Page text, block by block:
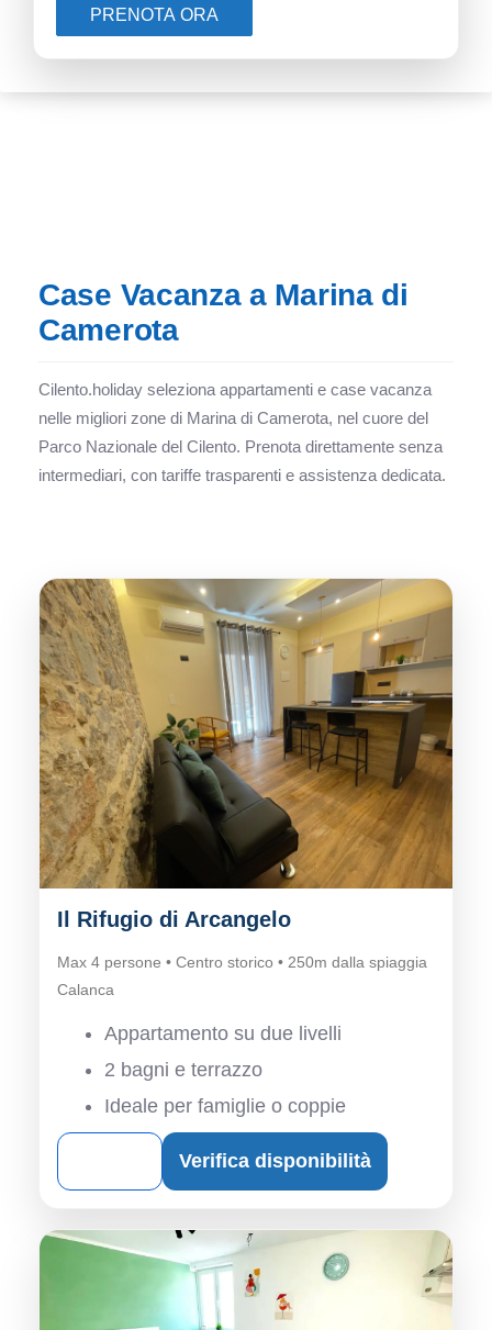
PRENOTA ORA
Case Vacanza a Marina di
Camerota
Cilento.holiday seleziona appartamenti e case vacanza
nelle migliori zone di Marina di Camerota, nel cuore del
Parco Nazionale del Cilento. Prenota direttamente senza
intermediari, con tariffe trasparenti e assistenza dedicata.
Il Rifugio di Arcangelo
Max 4 persone • Centro storico • 250m dalla spiaggia
Calanca
Appartamento su due livelli
2 bagni e terrazzo
Ideale per famiglie o coppie
Verifica disponibilità